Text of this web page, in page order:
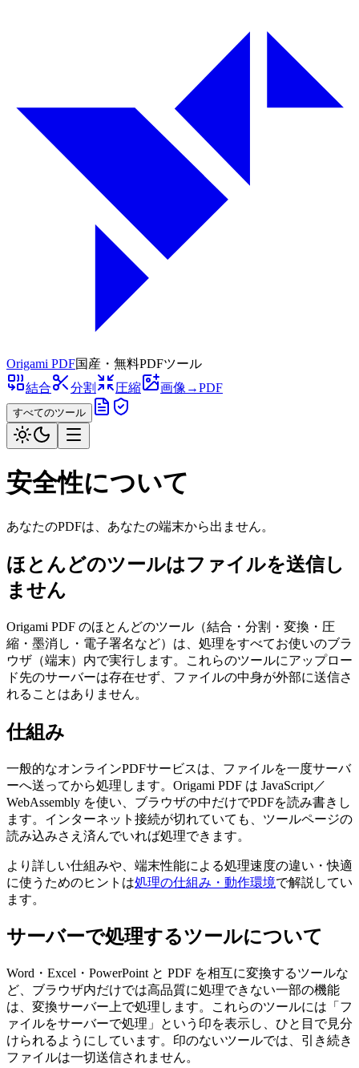
Origami PDF国産・無料PDFツール
結合
分割 圧縮 画像→PDF
すべてのツール
安全性について
あなたのPDFは、あなたの端末から出ません。
ほとんどのツールはファイルを送信し
ません
Origami PDF のほとんどのツール（結合・分割・変換・圧
縮・墨消し・電子署名など）は、処理をすべてお使いのブラ
ウザ（端末）内で実行します。これらのツールにアップロー
ド先のサーバーは存在せず、ファイルの中身が外部に送信さ
れることはありません。
仕組み
一般的なオンラインPDFサービスは、ファイルを一度サーバ
ーへ送ってから処理します。Origami PDF は JavaScript／
WebAssembly を使い、ブラウザの中だけでPDFを読み書きし
ます。インターネット接続が切れていても、ツールページの
読み込みさえ済んでいれば処理できます。
より詳しい仕組みや、端末性能による処理速度の違い・快適
に使うためのヒントは処理の仕組み・動作環境で解説してい
ます。
サーバーで処理するツールについて
Word・Excel・PowerPoint と PDF を相互に変換するツールな
ど、ブラウザ内だけでは高品質に処理できない一部の機能
は、変換サーバー上で処理します。これらのツールには「フ
ァイルをサーバーで処理」という印を表示し、ひと目で見分
けられるようにしています。印のないツールでは、引き続き
ファイルは一切送信されません。